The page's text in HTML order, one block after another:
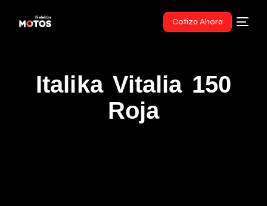
Cotiza Ahora
Italika Vitalia 150
Roja